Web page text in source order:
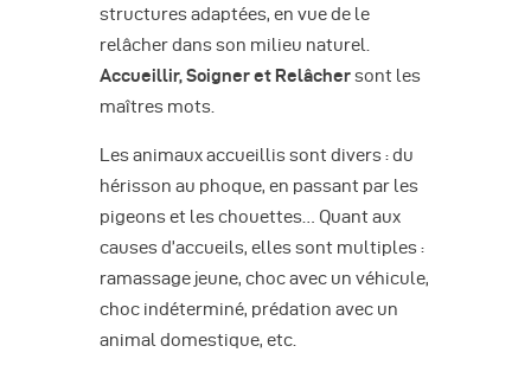
structures adaptées, en vue de le
relâcher dans son milieu naturel.
Accueillir, Soigner et Relâchersont les
maîtres mots.
Les animaux accueillis sont divers : du
hérisson au phoque, en passant par les
pigeons et les chouettes… Quant aux
causes d’accueils, elles sont multiples :
ramassage jeune, choc avec un véhicule,
choc indéterminé, prédation avec un
animal domestique, etc.